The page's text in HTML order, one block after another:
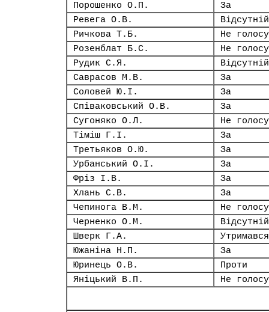
Порошенко О.П.
За
Ревега О.В.
Відсутній
Ричкова Т.Б.
Не
Розенблат Б.С.
Не
Рудик С.Я.
Відсутній
Саврасов М.В.
За
Соловей Ю.І.
За
Співаковський О.В.
За
Сугоняко О.Л.
Не
Тіміш Г.І.
За
Третьяков О.Ю.
За
Урбанський О.І.
За
Фріз І.В.
За
Хлань С.В.
За
Чепинога В.М.
Не
Черненко О.М.
Відсутній
Шверк Г.А.
Утримався
Южаніна Н.П.
За
Юринець О.В.
Проти
Яніцький В.П.
Не